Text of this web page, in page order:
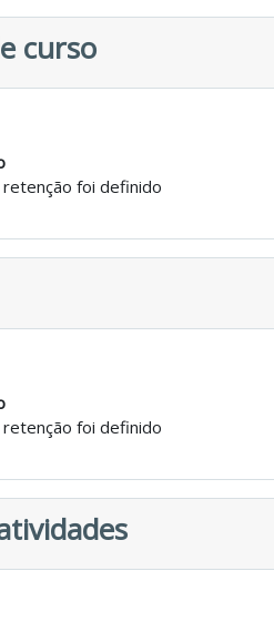
curso
foi definido
foi definido